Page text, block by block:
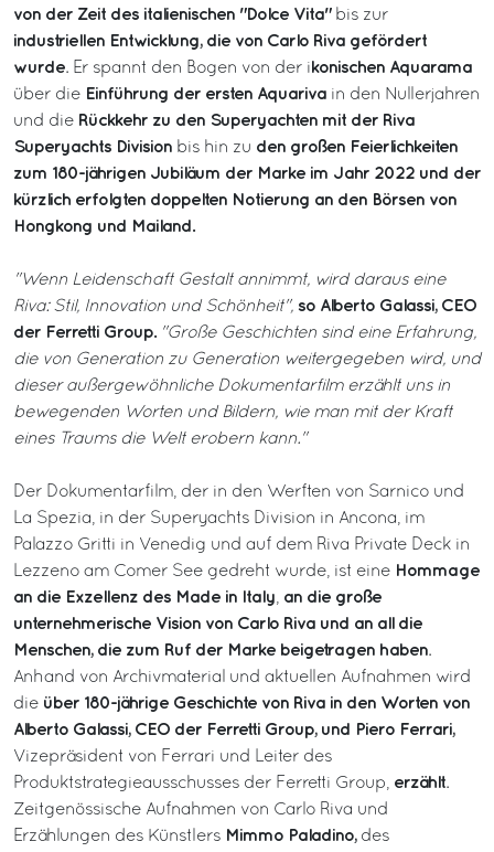
von der Zeit des italienischen "Dolce Vita"bis zur
industriellen Entwicklung, die von Carlo Riva gefördert
wurde. Er spannt den Bogen von der i konischen Aquarama
über die Einführung der ersten Aquariva in den Nullerjahren
und die Rückkehr zu den Superyachten mit der Riva
Superyachts Division bis hin zu den großen Feierlichkeiten
zum 180-jährigen Jubiläum der Marke im Jahr 2022 und der
kürzlich erfolgten doppelten Notierung an den Börsen von
Hongkong und Mailand.
"Wenn Leidenschaft Gestalt annimmt, wird daraus eine
Riva: Stil, Innovation und Schönheit", so Alberto Galassi, CEO
der Ferretti Group. "Große Geschichten sind eine Erfahrung,
die von Generation zu Generation weitergegeben wird, und
dieser außergewöhnliche Dokumentarfilm erzählt uns in
bewegenden Worten und Bildern, wie man mit der Kraft
eines Traums die Welt erobern kann."
Der Dokumentarfilm, der in den Werften von Sarnico und
La Spezia, in der Superyachts Division in Ancona, im
Palazzo Gritti in Venedig und auf dem Riva Private Deck in
Lezzeno am Comer See gedreht wurde, ist eine Hommage
an die Exzellenz des Made in Italy an die große
unternehmerische Vision von Carlo Riva und an all die
Menschen, die zum Ruf der Marke beigetragen haben.
Anhand von Archivmaterial und aktuellen Aufnahmen wird
die über 180-jährige Geschichte von Riva in den Worten von
Alberto Galassi, CEO der Ferretti Group, und Piero Ferrari,
Vizepräsident von Ferrari und Leiter des
Produktstrategieausschusses der Ferretti Group, erzählt.
Zeitgenössische Aufnahmen von Carlo Riva und
Erzählungen des Künstlers Mimmo Paladino,des